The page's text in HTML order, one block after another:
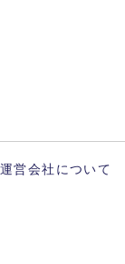
運営会社について